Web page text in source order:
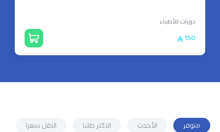
دورات للأطباء
150
متوفر الأحدث الاكثر طلبا الاقل سعرا